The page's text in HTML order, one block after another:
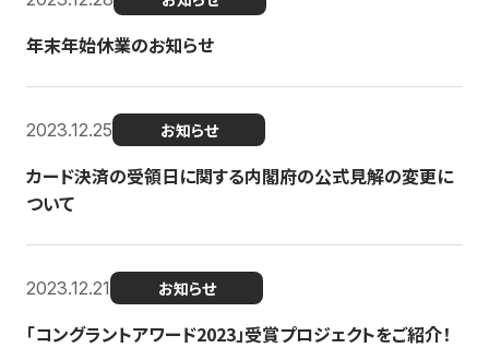
年末年始休業のお知らせ
2023.12.25 お知らせ
カード決済の受領日に関する内閣府の公式見解の変更に
ついて
2023.12.21 お知らせ
「コングラントアワード2023」受賞プロジェクトをご紹介！